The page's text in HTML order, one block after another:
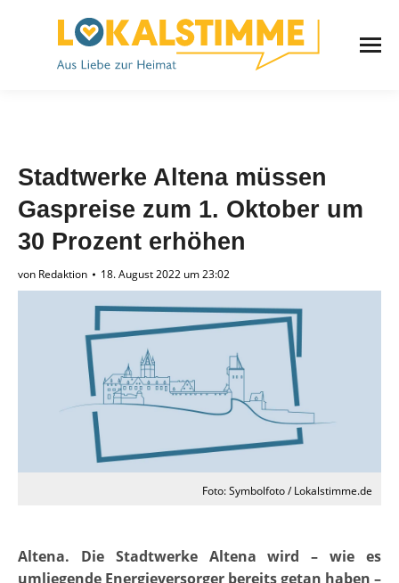
Stadtwerke Altena müssen
Gaspreise zum 1. Oktober um
30 Prozent erhöhen
von Redaktion 18. August 2022 um 23:02
Foto: Symbolfoto / Lokalstimme.de
Altena. Die Stadtwerke Altena wird – wie es
umliegende Energieversorger bereits getan haben –